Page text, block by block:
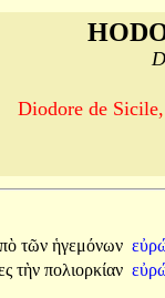
Diodore de
τῶν ἡγεμόνων
τὴν πολιορκίαν